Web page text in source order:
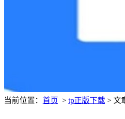
当前位置： 首页 > tp正版下载 > 文